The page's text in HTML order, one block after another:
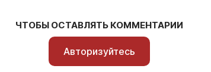
ЧТОБЫ ОСТАВЛЯТЬ КОММЕНТАРИИ
Авторизуйтесь